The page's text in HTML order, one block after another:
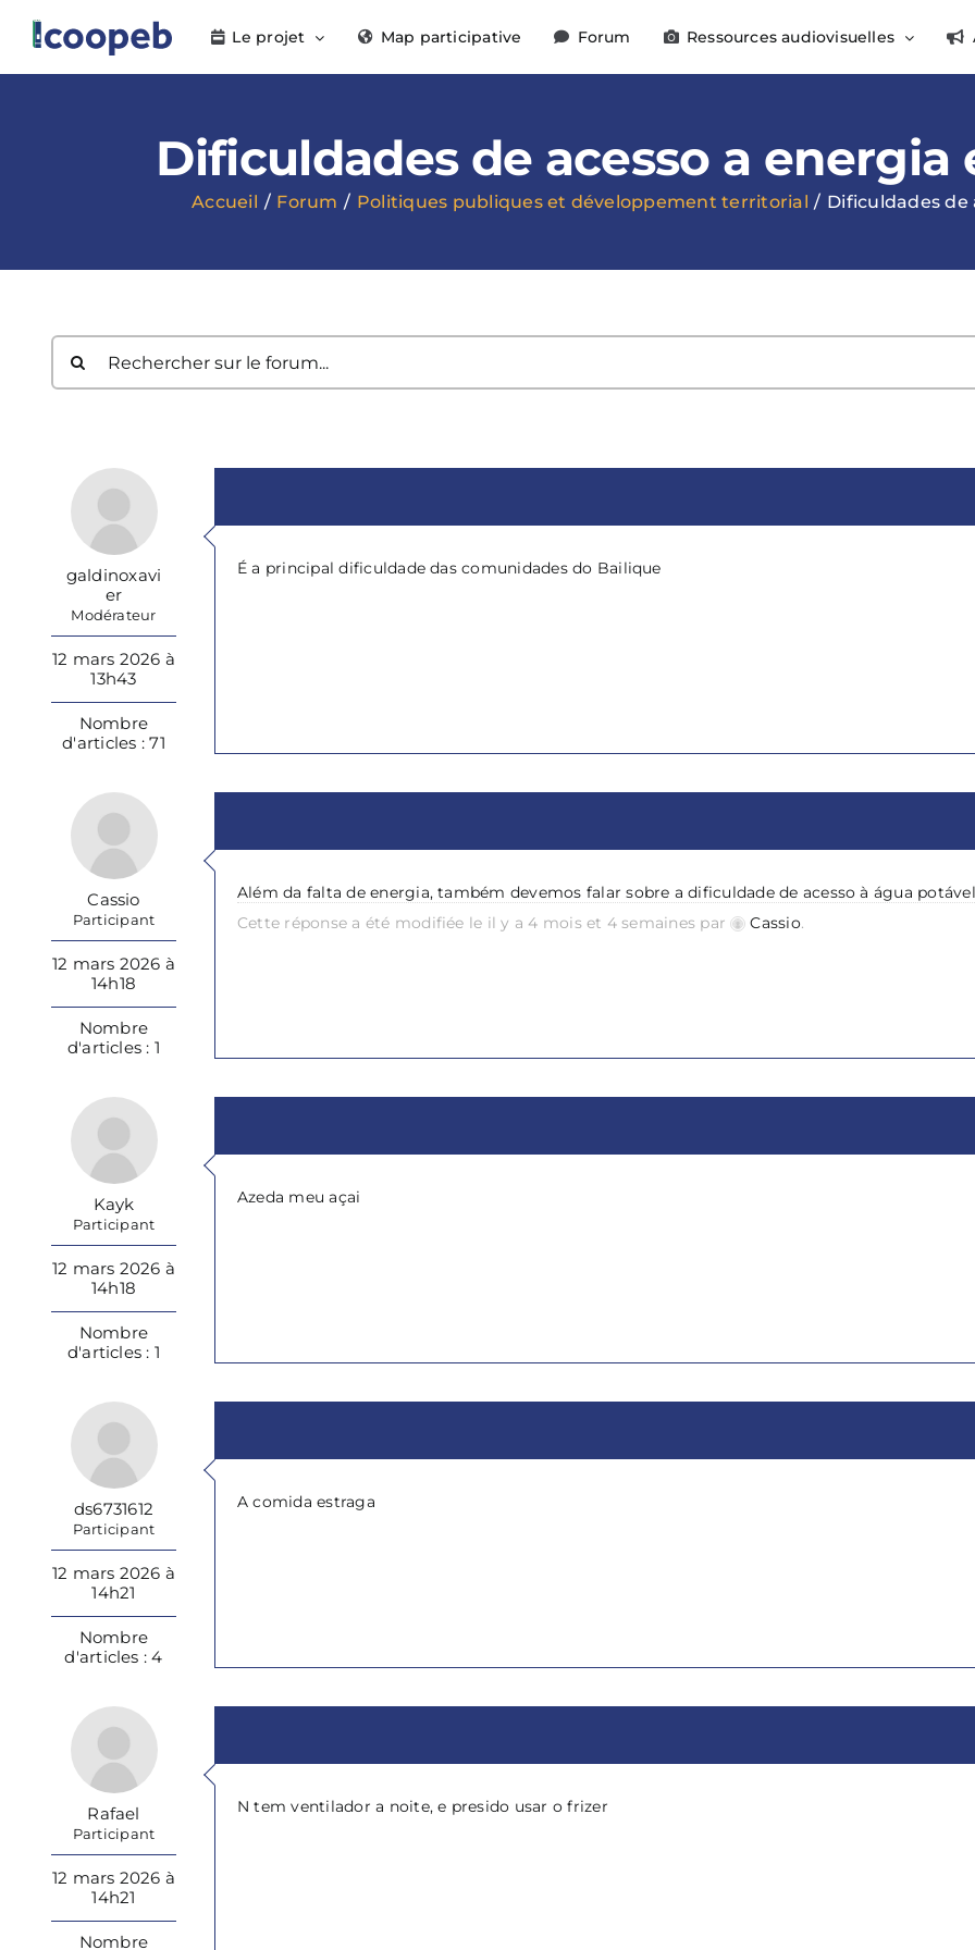
contenu
Le projet Map participative Forum Ressources audiovisuelles
Dificuldades de acesso a energia
Accueil Forum Politiques publiques et développement territorial Dificuldades de
galdinoxavi
er
Modérateur
12 mars 2026 à
13h43
Nombre
d'articles : 71
É a principal dificuldade das comunidades do Bailique
Cassio
Participant
12 mars 2026 à
14h18
Nombre
d'articles : 1
Além da falta de energia, também devemos falar sobre a dificuldade de acesso à água
Cette réponse a été modifiée le il y a 4 mois et 4 semaines par
Cassio.
Kayk
Participant
12 mars 2026 à
14h18
Nombre
d'articles : 1
Azeda meu açai
ds6731612
Participant
12 mars 2026 à
14h21
Nombre
d'articles : 4
A comida estraga
Rafael
Participant
12 mars 2026 à
14h21
Nombre
N tem ventilador a noite, e presido usar o frizer